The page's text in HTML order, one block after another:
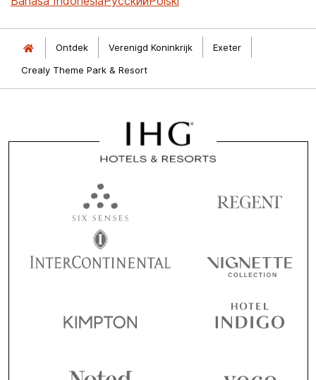
Ontdek Verenigd Koninkrijk
Exeter
Crealy Theme Park & Resort